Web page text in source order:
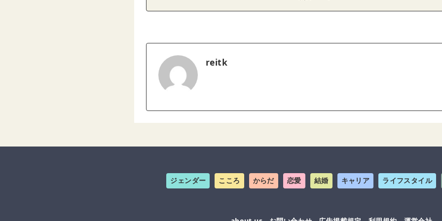
reitk
ジェンダー こころ からだ 恋愛 結婚 キャリア ライフスタイル